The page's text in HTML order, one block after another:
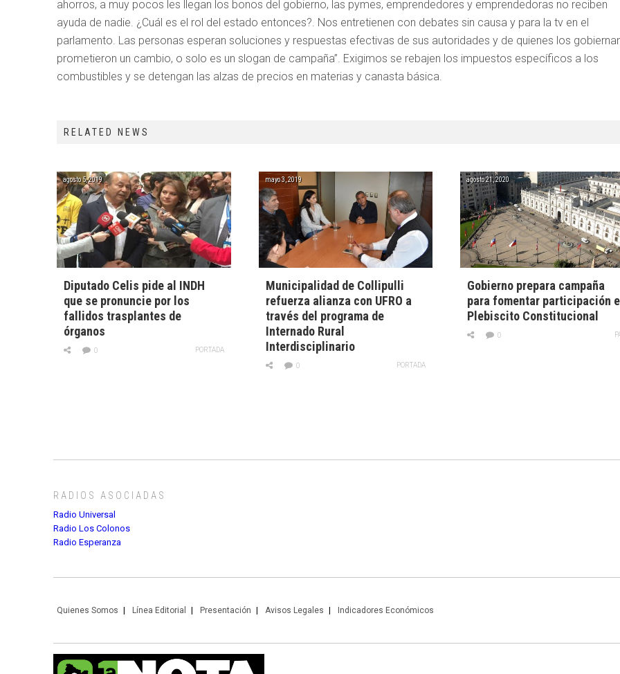
ahorros, a muy pocos les llegan los bonos del gobierno, las pymes, emprendedores y emprendedoras no reciben
ayuda de nadie. ¿Cuál es el rol del estado entonces?. Nos entretienen con debates sin causa y para la tv en el
parlamento. Las personas esperan soluciones y respuestas efectivas de sus autoridades y de quienes los
prometieron un cambio, o solo es un slogan de campaña”. Exigimos se rebajen los impuestos específicos a los
combustibles y se detengan las alzas de precios en materias y canasta básica.
RELATED NEWS
agosto 5, 2019
Diputado Celis pide al INDH
que se pronuncie por los
fallidos trasplantes de
órganos
PORTADA
0
mayo 3, 2019
Municipalidad de Collipulli
refuerza alianza con UFRO a
través del programa de
Internado Rural
Interdisciplinario
PORTADA
0
agosto 21, 2020
Gobierno prepara campaña
para fomentar participación
Plebiscito Constitucional
0
RADIOS ASOCIADAS
Radio Universal
Radio Los Colonos
Radio Esperanza
Quienes Somos Línea Editorial Presentación Avisos Legales Indicadores Económicos